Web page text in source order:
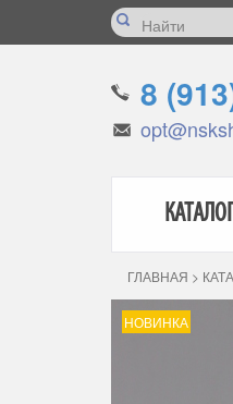
8
КАТАЛОГ
ГЛАВНАЯ >
НОВИНКА